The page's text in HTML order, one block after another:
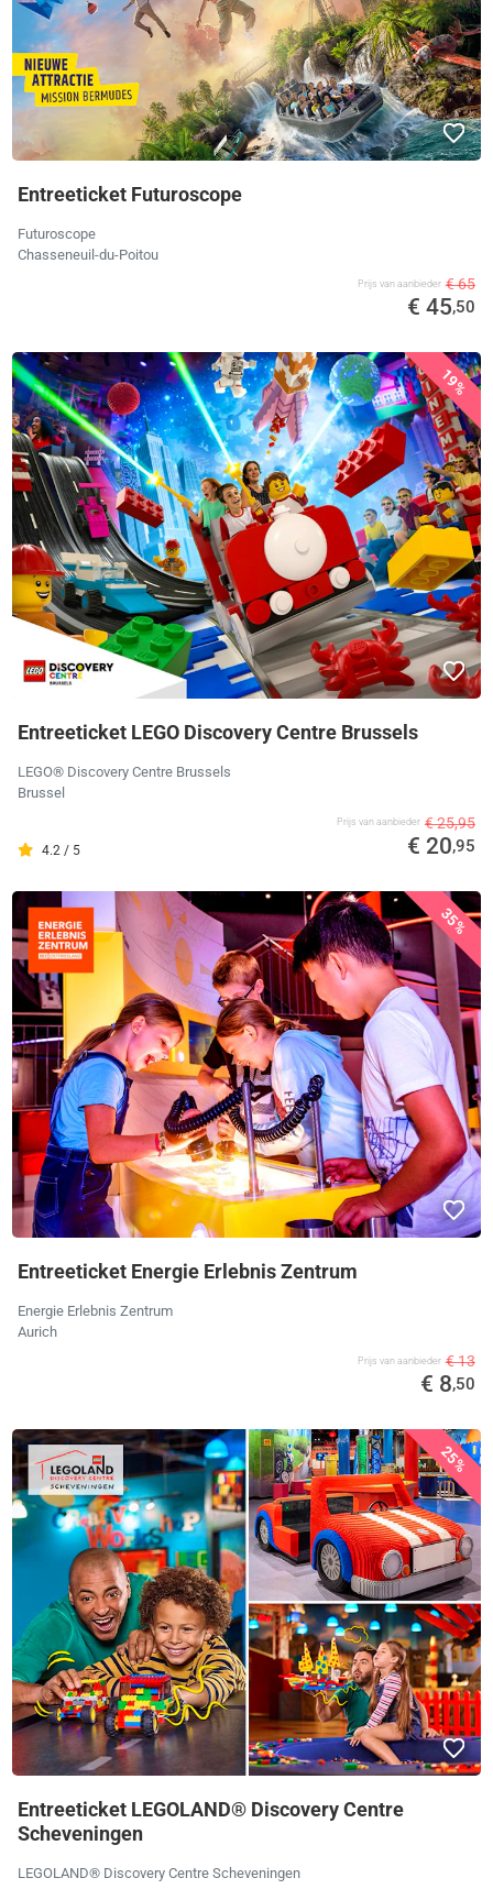
Entreeticket Futuroscope
Futuroscope
Chasseneuil-du-Poitou
Prijs van aanbieder € 65
€ 45,50
19%
Entreeticket LEGO Discovery Centre Brussels
LEGO® Discovery Centre Brussels
Brussel
4.2 / 5
Prijs van aanbieder € 25,95
€ 20,95
35%
Entreeticket Energie Erlebnis Zentrum
Energie Erlebnis Zentrum
Aurich
Prijs van aanbieder € 13
€ 8,50
25%
Entreeticket LEGOLAND® Discovery Centre
Scheveningen
LEGOLAND® Discovery Centre Scheveningen